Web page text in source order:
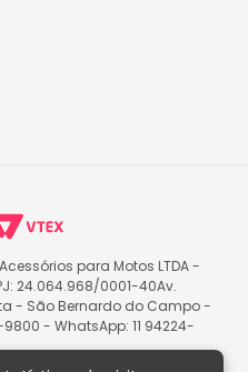
para Motos LTDA -
24.064.968/0001-40Av.
- São Bernardo do Campo -
9800 - WhatsApp: 11 94224-